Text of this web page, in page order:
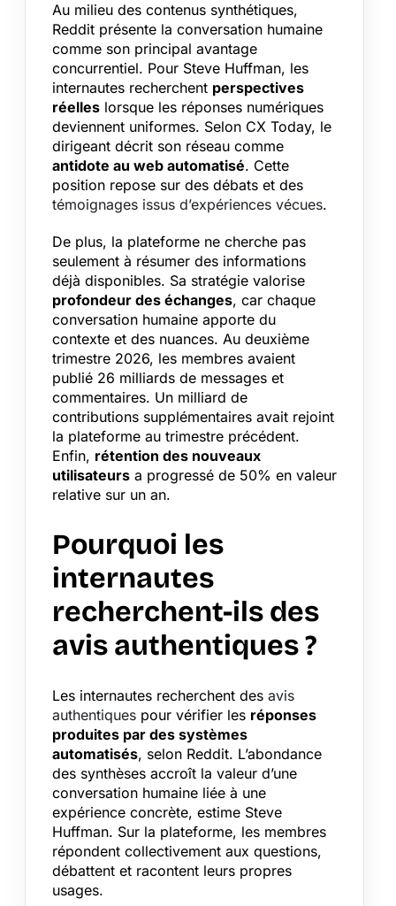
Au milieu des contenus synthétiques,
Reddit présente la conversation humaine
comme son principal avantage
concurrentiel. Pour Steve Huffman, les
internautes recherchent perspectives
réelles lorsque les réponses numériques
deviennent uniformes. Selon CX Today, le
dirigeant décrit son réseau comme
antidote au web automatisé. Cette
position repose sur des débats et des
témoignages issus d’expériences vécues.
De plus, la plateforme ne cherche pas
seulement à résumer des informations
déjà disponibles. Sa stratégie valorise
profondeur des échanges, car chaque
conversation humaine apporte du
contexte et des nuances. Au deuxième
trimestre 2026, les membres avaient
publié 26 milliards de messages et
commentaires. Un milliard de
contributions supplémentaires avait rejoint
la plateforme au trimestre précédent.
Enfin, rétention des nouveaux
utilisateurs a progressé de 50% en valeur
relative sur un an.
Pourquoi les
internautes
recherchent-ils des
avis authentiques ?
Les internautes recherchent des avis
authentiques pour vérifier les réponses
produites par des systèmes
automatisés, selon Reddit. L’abondance
des synthèses accroît la valeur d’une
conversation humaine liée à une
expérience concrète, estime Steve
Huffman. Sur la plateforme, les membres
répondent collectivement aux questions,
débattent et racontent leurs propres
usages.